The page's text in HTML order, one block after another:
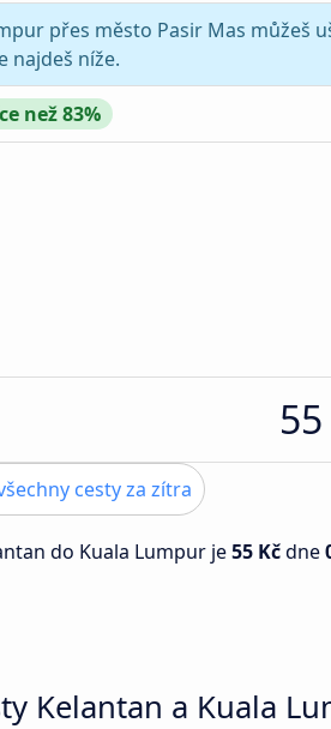
přes město Pasir Mas můžeš
najdeš níže.
než 83%
cesty za zítra
do Kuala Lumpur je55 Kčdne
Kelantan a Kuala